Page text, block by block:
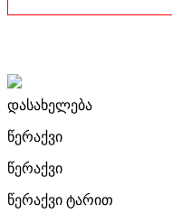
დასახელება
წერაქვი
წერაქვი
წერაქვი ტარით